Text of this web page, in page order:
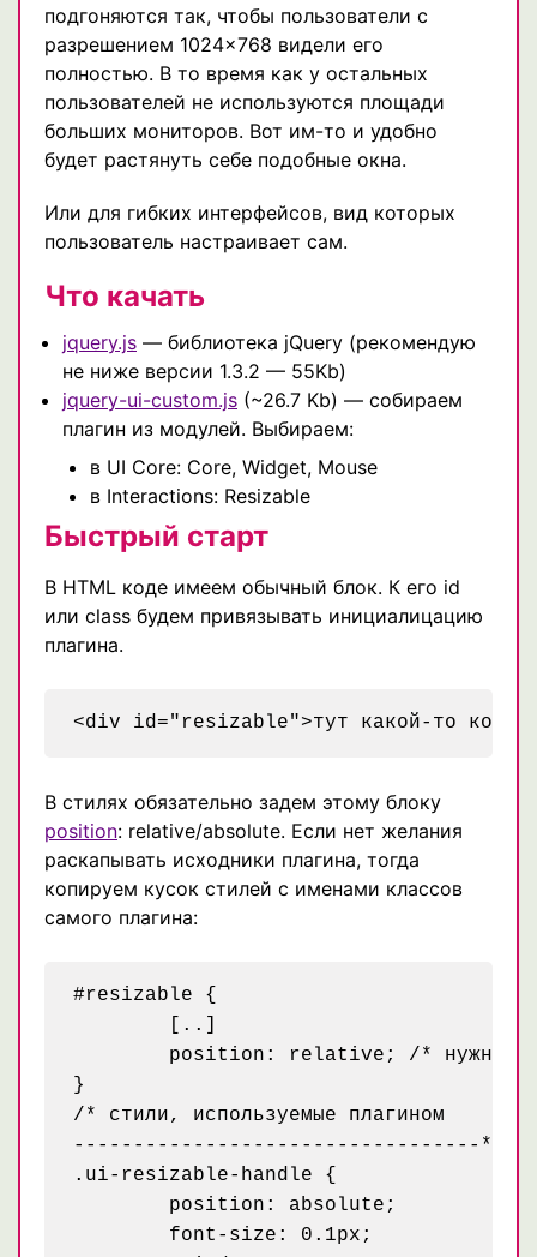
подгоняются так, чтобы пользователи с
разрешением 1024×768 видели его
полностью. В то время как у остальных
пользователей не используются площади
больших мониторов. Вот им-то и удобно
будет растянуть себе подобные окна.
Или для гибких интерфейсов, вид которых
пользователь настраивает сам.
Что качать
jquery.js — библиотека jQuery (рекомендую
не ниже версии 1.3.2 — 55Kb)
jquery-ui-custom.js (~26.7 Kb) — собираем
плагин из модулей. Выбираем:
в UI Core: Core, Widget, Mouse
в Interactions: Resizable
Быстрый старт
В HTML коде имеем обычный блок. К его id
или class будем привязывать инициалицацию
плагина.
В стилях обязательно задем этому блоку
position: relative/absolute. Если нет желания
раскапывать исходники плагина, тогда
копируем кусок стилей с именами классов
самого плагина:
#resizable {
}
/* стили, используемые плагином
----------------------------------*/
.ui-resizable-handle {